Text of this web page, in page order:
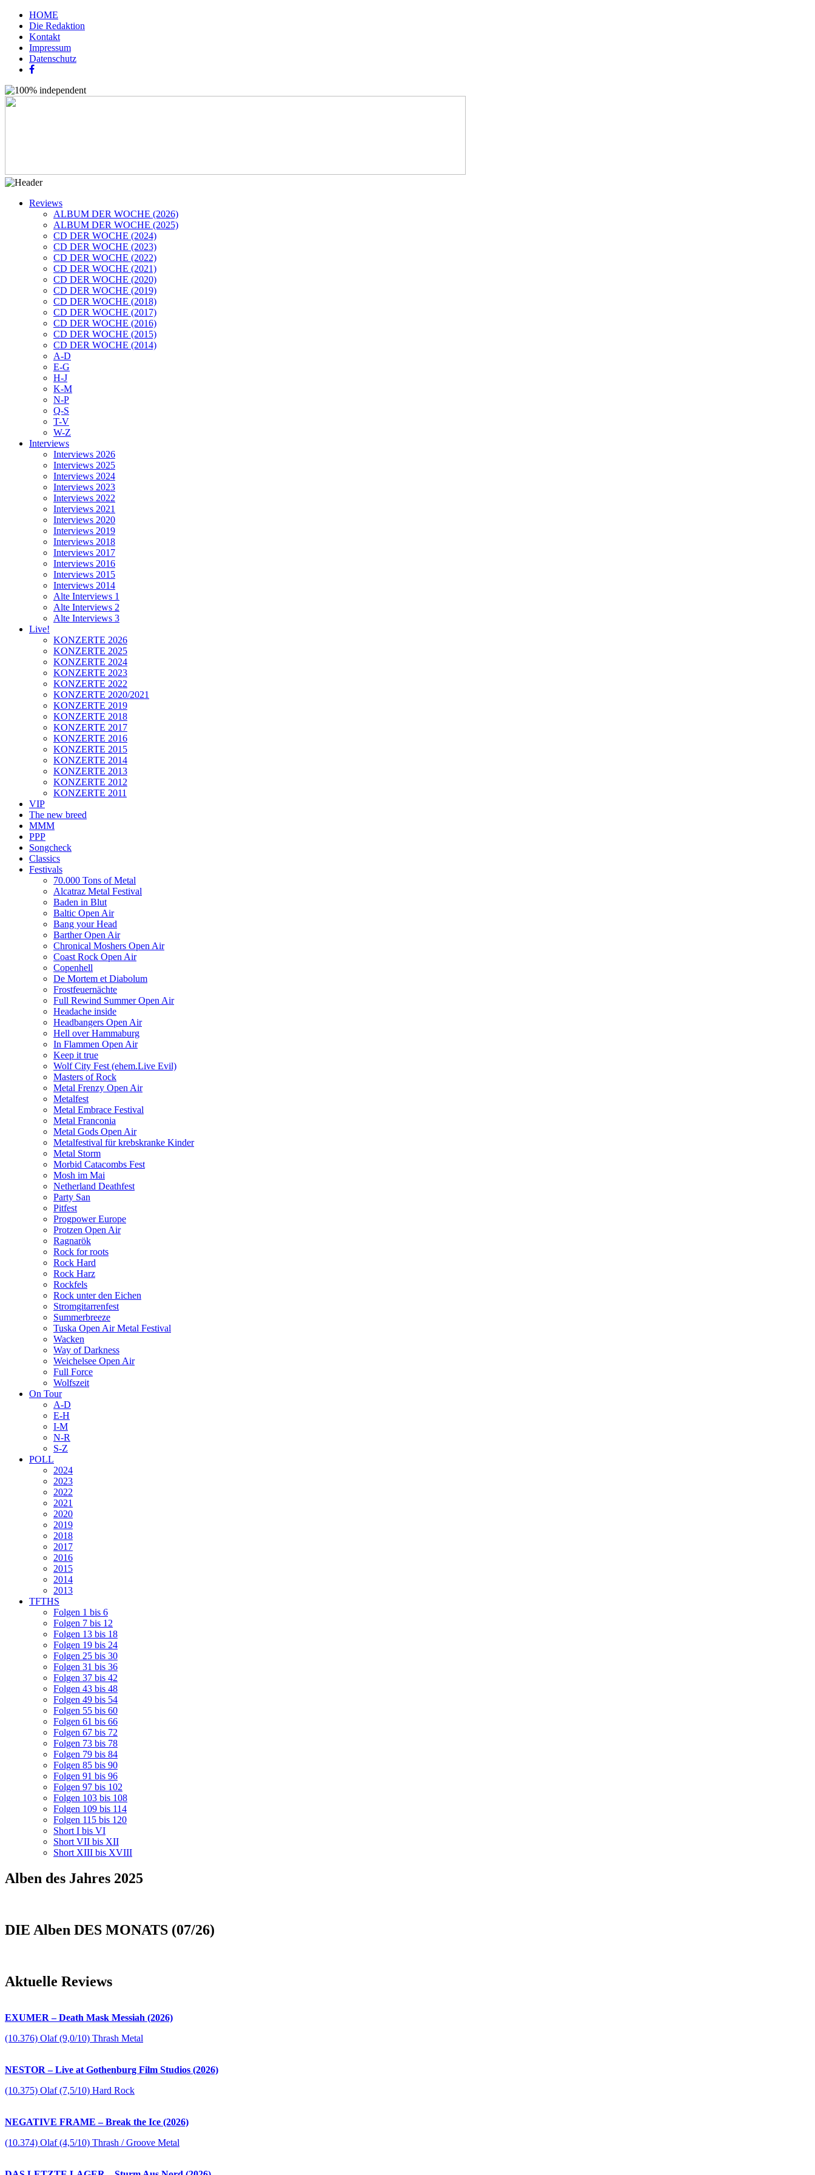
HOME
Die Redaktion
Kontakt
Impressum
Datenschutz
Reviews
ALBUM DER WOCHE (2026)
ALBUM DER WOCHE (2025)
CD DER WOCHE (2024)
CD DER WOCHE (2023)
CD DER WOCHE (2022)
CD DER WOCHE (2021)
CD DER WOCHE (2020)
CD DER WOCHE (2019)
CD DER WOCHE (2018)
CD DER WOCHE (2017)
CD DER WOCHE (2016)
CD DER WOCHE (2015)
CD DER WOCHE (2014)
A-D
E-G
H-J
K-M
N-P
Q-S
T-V
W-Z
Interviews
Interviews 2026
Interviews 2025
Interviews 2024
Interviews 2023
Interviews 2022
Interviews 2021
Interviews 2020
Interviews 2019
Interviews 2018
Interviews 2017
Interviews 2016
Interviews 2015
Interviews 2014
Alte Interviews 1
Alte Interviews 2
Alte Interviews 3
Live!
KONZERTE 2026
KONZERTE 2025
KONZERTE 2024
KONZERTE 2023
KONZERTE 2022
KONZERTE 2020/2021
KONZERTE 2019
KONZERTE 2018
KONZERTE 2017
KONZERTE 2016
KONZERTE 2015
KONZERTE 2014
KONZERTE 2013
KONZERTE 2012
KONZERTE 2011
VIP
The new breed
MMM
PPP
Songcheck
Classics
Festivals
70.000 Tons of Metal
Alcatraz Metal Festival
Baden in Blut
Baltic Open Air
Bang your Head
Barther Open Air
Chronical Moshers Open Air
Coast Rock Open Air
Copenhell
De Mortem et Diabolum
Frostfeuernächte
Full Rewind Summer Open Air
Headache inside
Headbangers Open Air
Hell over Hammaburg
In Flammen Open Air
Keep it true
Wolf City Fest (ehem.Live Evil)
Masters of Rock
Metal Frenzy Open Air
Metalfest
Metal Embrace Festival
Metal Franconia
Metal Gods Open Air
Metalfestival für krebskranke Kinder
Metal Storm
Morbid Catacombs Fest
Mosh im Mai
Netherland Deathfest
Party San
Pitfest
Progpower Europe
Protzen Open Air
Ragnarök
Rock for roots
Rock Hard
Rock Harz
Rockfels
Rock unter den Eichen
Stromgitarrenfest
Summerbreeze
Tuska Open Air Metal Festival
Wacken
Way of Darkness
Weichelsee Open Air
Full Force
Wolfszeit
On Tour
A-D
E-H
I-M
N-R
S-Z
POLL
2024
2023
2022
2021
2020
2019
2018
2017
2016
2015
2014
2013
TFTHS
Folgen 1 bis 6
Folgen 7 bis 12
Folgen 13 bis 18
Folgen 19 bis 24
Folgen 25 bis 30
Folgen 31 bis 36
Folgen 37 bis 42
Folgen 43 bis 48
Folgen 49 bis 54
Folgen 55 bis 60
Folgen 61 bis 66
Folgen 67 bis 72
Folgen 73 bis 78
Folgen 79 bis 84
Folgen 85 bis 90
Folgen 91 bis 96
Folgen 97 bis 102
Folgen 103 bis 108
Folgen 109 bis 114
Folgen 115 bis 120
Short I bis VI
Short VII bis XII
Short XIII bis XVIII
Alben des Jahres 2025
DIE Alben DES MONATS (07/26)
Aktuelle Reviews
EXUMER – Death Mask Messiah (2026)
(10.376) Olaf (9,0/10) Thrash Metal
NESTOR – Live at Gothenburg Film Studios (2026)
(10.375) Olaf (7,5/10) Hard Rock
NEGATIVE FRAME – Break the Ice (2026)
(10.374) Olaf (4,5/10) Thrash / Groove Metal